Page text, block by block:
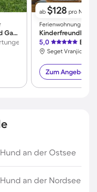
Ferienhaus mit Grill, Terrasse und Garten | Meerblick
ab $128 pro Nacht
Ferienwohnung ∙ 4
5,0
Seget Vranjica,
Zum Angebot
an der Ostsee
an der Nordsee